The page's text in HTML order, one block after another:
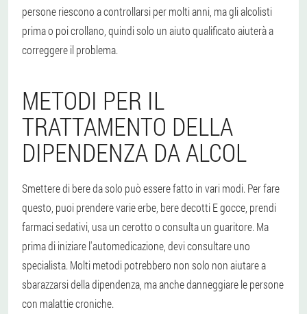
persone riescono a controllarsi per molti anni, ma gli alcolisti
prima o poi crollano, quindi solo un aiuto qualificato aiuterà a
correggere il problema.
METODI PER IL
TRATTAMENTO DELLA
DIPENDENZA DA ALCOL
Smettere di bere da solo può essere fatto in vari modi. Per fare
questo, puoi prendere varie erbe, beredecotti Egocce , prendi
farmaci sedativi, usa un cerotto o consulta un guaritore. Ma
prima di iniziare l'automedicazione, devi consultare uno
specialista. Molti metodi potrebbero non solo non aiutare a
sbarazzarsi della dipendenza, ma anche danneggiare le persone
con malattie croniche.